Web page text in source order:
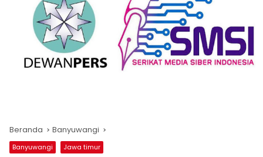
Beranda Banyuwangi
Banyuwangi Jawa timur